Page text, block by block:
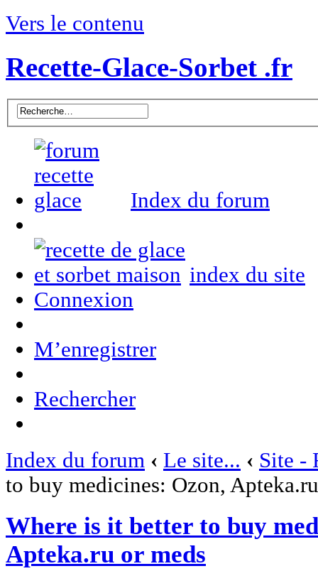
Vers le contenu
Recette-Glace-Sorbet .fr
Index du forum
index du site
Connexion
M’enregistrer
Rechercher
Index du forum ‹ Le site... ‹ Site -
to buy medicines: Ozon,
Where is it better to buy
Apteka.ru or meds